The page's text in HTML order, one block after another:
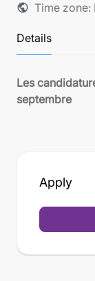
public Time zone:
Details
Les
septembre
Apply